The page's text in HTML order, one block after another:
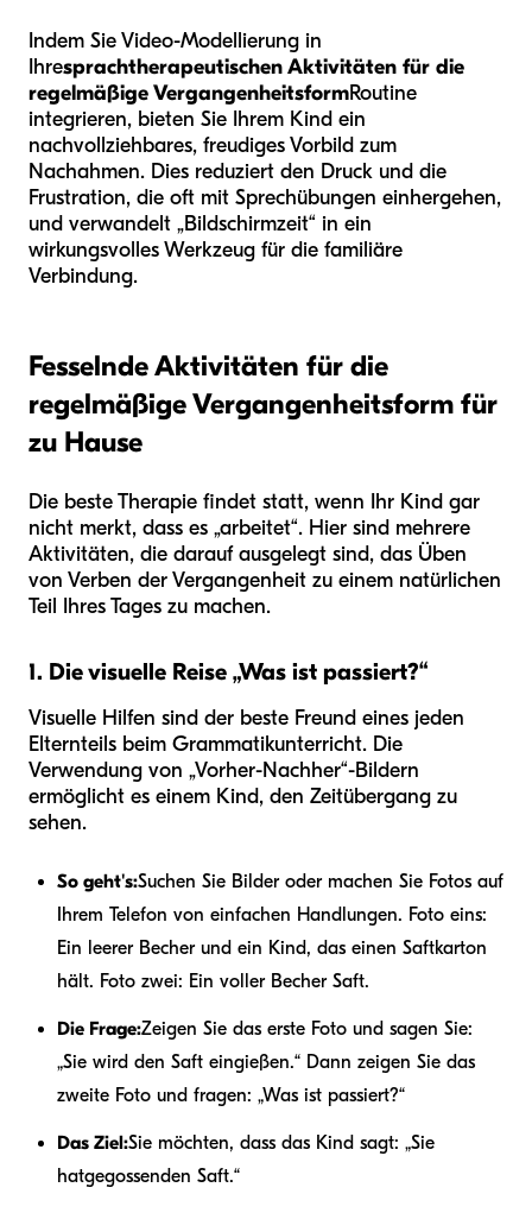
Indem Sie Video-Modellierung in
Ihresprachtherapeutischen Aktivitäten für die
regelmäßige VergangenheitsformRoutine
integrieren, bieten Sie Ihrem Kind ein
nachvollziehbares, freudiges Vorbild zum
Nachahmen. Dies reduziert den Druck und die
Frustration, die oft mit Sprechübungen einhergehen,
und verwandelt „Bildschirmzeit“ in ein
wirkungsvolles Werkzeug für die familiäre
Verbindung.
Fesselnde Aktivitäten für die
regelmäßige Vergangenheitsform für
zu Hause
Die beste Therapie findet statt, wenn Ihr Kind gar
nicht merkt, dass es „arbeitet“. Hier sind mehrere
Aktivitäten, die darauf ausgelegt sind, das Üben
von Verben der Vergangenheit zu einem natürlichen
Teil Ihres Tages zu machen.
1. Die visuelle Reise „Was ist passiert?“
Visuelle Hilfen sind der beste Freund eines jeden
Elternteils beim Grammatikunterricht. Die
Verwendung von „Vorher-Nachher“-Bildern
ermöglicht es einem Kind, den Zeitübergang zu
sehen.
So geht's:Suchen Sie Bilder oder machen Sie Fotos auf
Ihrem Telefon von einfachen Handlungen. Foto eins:
Ein leerer Becher und ein Kind, das einen Saftkarton
hält. Foto zwei: Ein voller Becher Saft.
Die Frage:Zeigen Sie das erste Foto und sagen Sie:
„Sie wird den Saft eingießen.“ Dann zeigen Sie das
zweite Foto und fragen: „Was ist passiert?“
Das Ziel:Sie möchten, dass das Kind sagt: „Sie
hatgegossenden Saft.“